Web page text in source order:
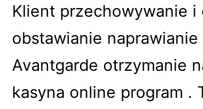
Klient przechowywanie
obstawianie naprawianie
Avantgarde otrzymanie
kasyna online program .